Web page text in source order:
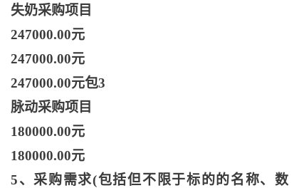
失奶采购项目
247000.00元
247000.00元
247000.00元包3
脉动采购项目
180000.00元
180000.00元
5、采购需求(包括但不限于标的的名称、数